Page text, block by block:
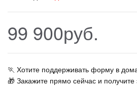
99 900руб.
🏃‍ Хотите поддерживать форму в
🎁 Закажите прямо сейчас и получите